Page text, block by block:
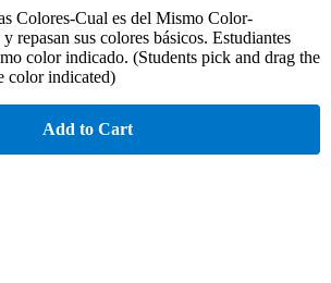
Colores-Cual es del Mismo Color-
repasan sus colores básicos. Estudiantes
color indicado. (Students pick and drag the
color indicated)
Add to Cart